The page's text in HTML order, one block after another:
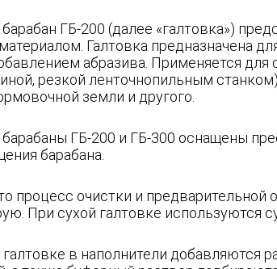
ГБ-200 (далее «галтовка»)
Галтовка предназначена
абразива. Применяется
резкой ленточнопильным
земли и другого.
ГБ-200 и ГБ-300 оснащены
барабана.
процесс очистки и предварительной
При сухой галтовке используются
в наполнители добавляются